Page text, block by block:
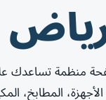
منظمة تساعدك
المطابخ،